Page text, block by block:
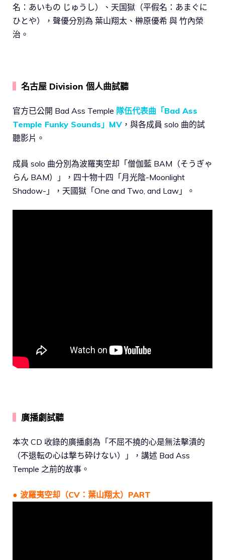
名：あいもの じゅうし）、天国獄（平假名：あまぐに
ひとや），聲優分別為 葉山翔太、榊原優希 與 竹內榮
治。
名古屋 Division 個人曲試聽
官方已公開 Bad Ass Temple 隊伍代表曲「Bad Ass
Temple Funky Sounds」MV ，與各成員 solo 曲的試
聽影片。
成員 solo 曲分別為波羅夷空却「僧伽藍 BAM（そうぎゃ
らん BAM）」，四十物十四「月光陰-Moonlight
Shadow-」，天國獄「One and Two, and Law」。
廣播劇試聽
本次 CD 收錄的廣播劇為「不屈不撓的心是無法擊潰的
（不退転の心は撃ち砕けない）」，講述 Bad Ass
Temple 之前的故事。
● 波羅夷空却（CV：葉山翔太）PART